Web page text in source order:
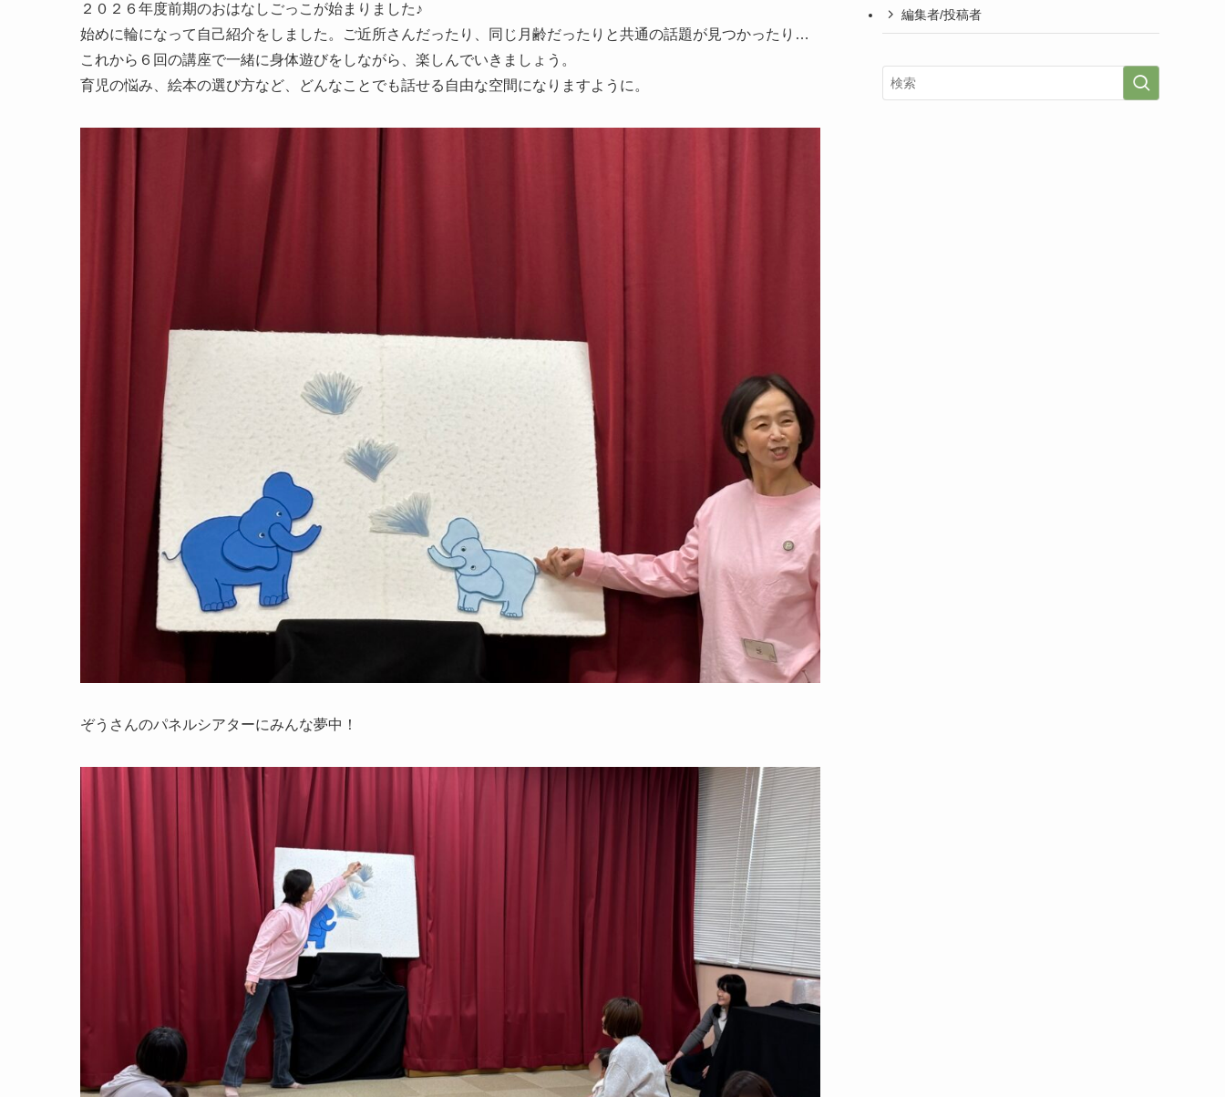
２０２６年度前期のおはなしごっこが始まりました♪
始めに輪になって自己紹介をしました。ご近所さんだったり、同じ月齢だったりと共通の話題が見つかったり…
これから６回の講座で一緒に身体遊びをしながら、楽しんでいきましょう。
育児の悩み、絵本の選び方など、どんなことでも話せる自由な空間になりますように。
ぞうさんのパネルシアターにみんな夢中！
編集者/投稿者